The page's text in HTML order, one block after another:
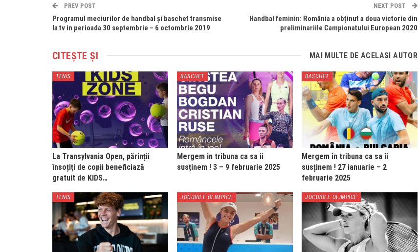
PREV POST
Programul meciurilor de handbal și baschet transmise
la tv in perioada 30 septembrie – 6 octombrie 2019
NEXT POST
Handbal feminin: România a obținut a doua victorie din
preliminariile Campionatului European 2020
CITEȘTE ȘI MAI MULTE DE ACELASI AUTOR
TENIS
La Transylvania Open, părinții
însoțiți de copii beneficiază
gratuit de KIDS…
BASCHET
Mergem in tribuna ca sa ii
susținem ! 3 – 9 februarie 2025
BASCHET
Mergem în tribuna ca sa îi
susținem ! 27 ianuarie – 2
februarie 2025
TENIS JOCURILE OLIMPICE JOCURILE OLIMPICE